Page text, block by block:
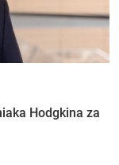
Hodgkina za